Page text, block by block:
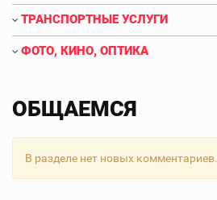
ТРАНСПОРТНЫЕ УСЛУГИ
ФОТО, КИНО, ОПТИКА
ОБЩАЕМСЯ
В разделе нет новых комментариев.